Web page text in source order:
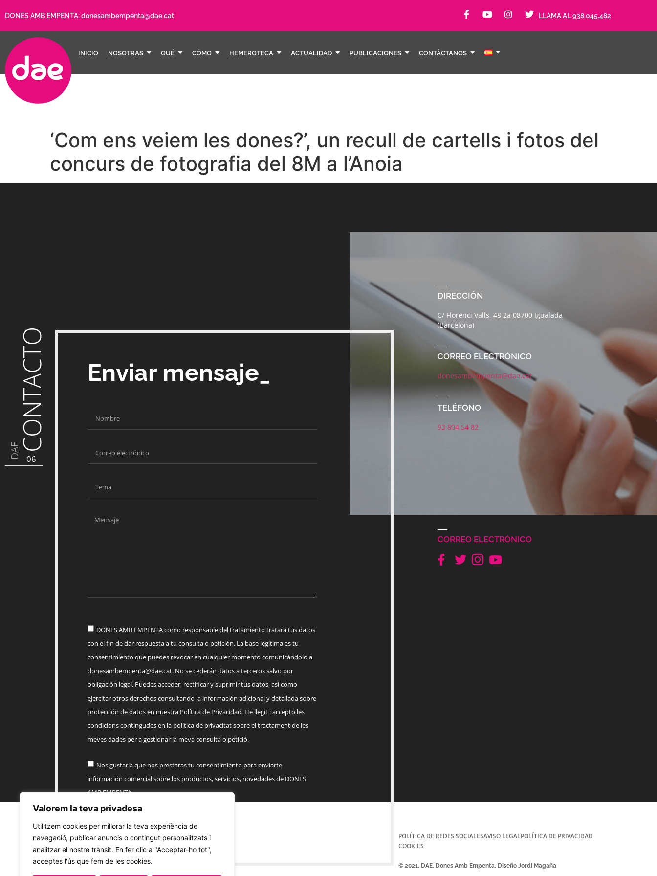
Valorem la teva privadesa
Utilitzem cookies per millorar la teva experiència de
navegació, publicar anuncis o contingut personalitzats i
analitzar el nostre trànsit. En fer clic a "Acceptar-ho tot",
acceptes l'ús que fem de les cookies.
DONES AMB EMPENTA:donesambempenta@dae.cat LLAMA AL 938.045.482
INICIO NOSOTRAS QUÉ CÓMO HEMEROTECA ACTUALIDAD PUBLICACIONES CONTÁCTANOS
‘Com ens veiem les dones?’, un recull de cartells i fotos del
concurs de fotografia del 8M a l’Anoia
DAE CONTACTO
06
Enviar mensaje_
DONES AMB EMPENTA como responsable del tratamiento tratará tus datos
con el fin de dar respuesta a tu consulta o petición. La base legítima es tu
consentimiento que puedes revocar en cualquier momento comunicándolo a
donesambempenta@dae.cat. No se cederán datos a terceros salvo por
obligación legal. Puedes acceder, rectificar y suprimir tus datos, así como
ejercitar otros derechos consultando la información adicional y detallada sobre
protección de datos en nuestra Política de Privacidad. He llegit i accepto les
condicions contingudes en la política de privacitat sobre el tractament de les
meves dades per a gestionar la meva consulta o petició.
Nos gustaría que nos prestaras tu consentimiento para enviarte
información comercial sobre los productos, servicios, novedades de DONES
AMB EMPENTA
Enviar
DIRECCIÓN
C/ Florenci Valls, 48 2a 08700 Igualada
(Barcelona)
CORREO ELECTRÓNICO
donesambempenta@dae.cat
TELÉFONO
93 804 54 82
CORREO ELECTRÓNICO
POLÍTICA DE REDES SOCIALESAVISO LEGALPOLÍTICA DE PRIVACIDAD
COOKIES
© 2021. DAE. Dones Amb Empenta. Diseño Jordi Magaña